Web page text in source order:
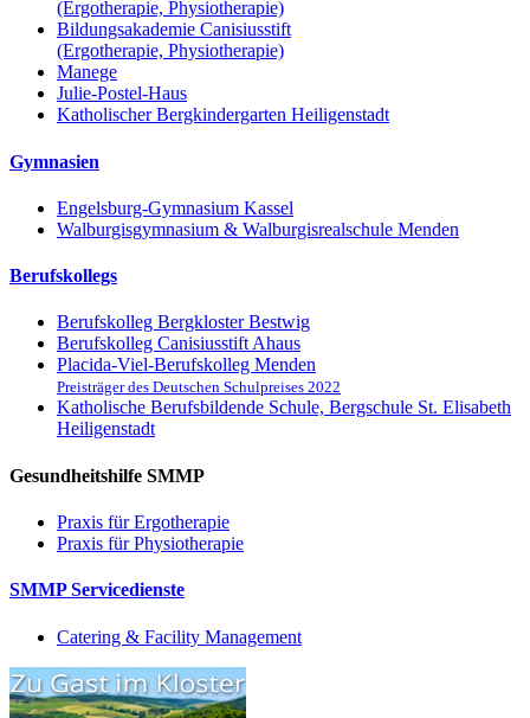
(Ergotherapie, Physiotherapie)
Bildungsakademie Canisiusstift
(Ergotherapie, Physiotherapie)
Manege
Julie-Postel-Haus
Katholischer Bergkindergarten Heiligenstadt
Gymnasien
Engelsburg-Gymnasium Kassel
Walburgisgymnasium & Walburgisrealschule Menden
Berufskollegs
Berufskolleg Bergkloster Bestwig
Berufskolleg Canisiusstift Ahaus
Placida-Viel-Berufskolleg Menden
Preisträger des Deutschen Schulpreises 2022
Katholische Berufsbildende Schule, Bergschule St. Elisabeth
Heiligenstadt
Gesundheitshilfe SMMP
Praxis für Ergo­therapie
Praxis für Physio­therapie
SMMP Servicedienste
Catering & Facility Management